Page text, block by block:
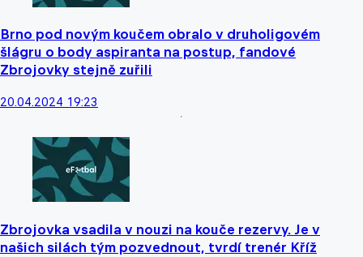
Brno pod novým koučem obralo v druholigovém
šlágru o body aspiranta na postup, fandové
Zbrojovky stejně zuřili
20.04.2024 19:23
Zbrojovka vsadila v nouzi na kouče rezervy. Je v
našich silách tým pozvednout, tvrdí trenér Kříž